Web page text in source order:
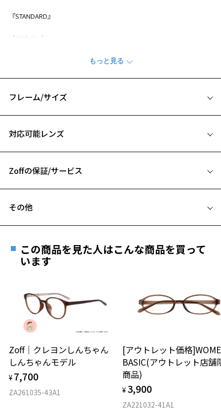
お気に入りに追加済です。
『STANDARD』
【デザイン】
ティングを施したテンプルが特徴。
なカラーリングも映える。
【スタイリングポイント】
スーツスタイルにもお使いいただけるデザインです。
BUSINESS 特集ページをみる
ズ、汚れなどがあるB級品ではございません。
フレーム/サイズ
B ブリッジ(鼻部分)の横幅：15mm
お持ちのZoffメガネサイズを確認するには？
仕上がり寸法
D 仕上がりの横幅：約139mm
対応可能レンズ
フレームとレンズの合計料金を知りたい方へ
Zoffの保証/サービス
安心1 フレーム１年間品質保証
きます。
※保証期間内に交換が行われた場合、保証期間は初期の期間から
延長されません。
安心2 視力測定無料
視力の変化を早めに発見するために、定期的な視
力測定をおすすめいたします。
安心3 かかり具合調整無料
その他
ご希望のお客さまは、「レンズ交換券」をお選びのうえ、
最寄りのZoff実店舗にてレンズをお買い求めください。
※サングラスやパッケージ品では「レンズ交換券」はお選び
談ください。
＜メガネの度数情報がわからない方へ＞
オンラインストアでフレームのみ購入して、
実店舗で度付きにできます
ご購入時に「レンズ交換券」をお選びいただくと、実店舗で
度数を測定のうえ、度付きレンズ（標準セットレンズ）へ無
この商品を見た人はこんな商品を買って
います
Zoff｜クレヨンしんちゃん
しんちゃんモデル
¥ 7,700
ZA261035-43A1
[アウトレット価格
BASIC(アウトレット店舗
商品)
¥ 3,900
ZA221032-41A1